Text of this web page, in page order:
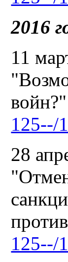
2016
11
125--/
28
125--/